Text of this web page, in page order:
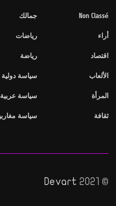
Non Classé
أراء
اقتصاد
الألعاب
المرأة
ثقافة
جمالك
رياضات
رياضة
سياسة دولية
سياسة عربية
سياسة
© 2021
Devart